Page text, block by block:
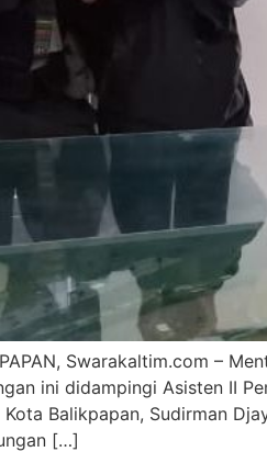
Swarakaltim.com –
ini didampingi Asisten II
Kota Balikpapan, Sudirman
[…]